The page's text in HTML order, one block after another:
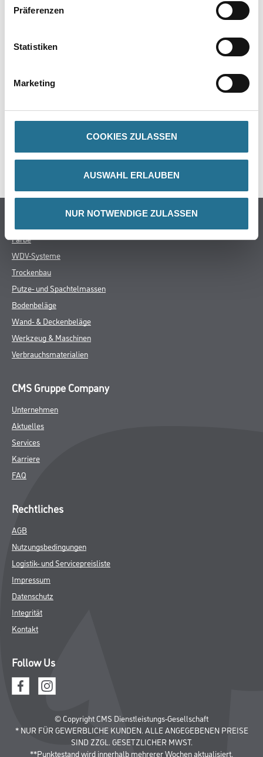
Präferenzen
Statistiken
Marketing
COOKIES ZULASSEN
AUSWAHL ERLAUBEN
NUR NOTWENDIGE ZULASSEN
Farbe
Trockenbau
Bodenbeläge
Wand- & Deckenbeläge
Verbrauchsmaterialien
CMS Gruppe Company
Services
Karriere
FAQ
Rechtliches
AGB
Nutzungsbedingungen
Impressum
Datenschutz
Integrität
Kontakt
Follow Us
SIND ZZGL. GESETZLICHER MWST.
**Punktestand wird innerhalb mehrerer Wochen aktualisiert.